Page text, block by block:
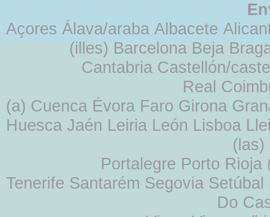
Açores Álava/araba Albacete
(illes) Barcelona Beja
Cantabria Castellón/
Real
(a) Cuenca Évora Faro Girona
Huesca Jaén Leiria León Lisboa
Portalegre Porto
Tenerife Santarém Segovia
Do